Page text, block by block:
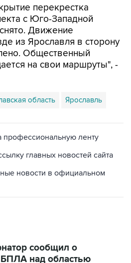
перекрестка
с Юго-Западной
Движение
из Ярославля в сторону
Общественный
на свои маршруты", -
область Ярославль
профессиональную ленту
главных новостей сайта
новости в официальном
сообщил о
над областью